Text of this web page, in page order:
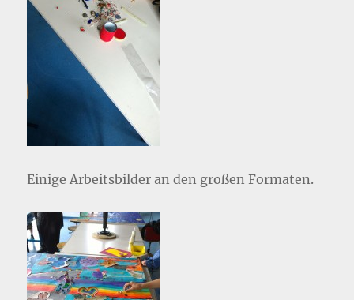
Einige Arbeitsbilder an den großen Formaten.